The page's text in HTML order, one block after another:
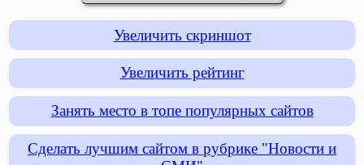
Увеличить скриншот
Увеличить рейтинг
Занять место в топе популярных сайтов
Сделать лучшим сайтом в рубрике "Новости и